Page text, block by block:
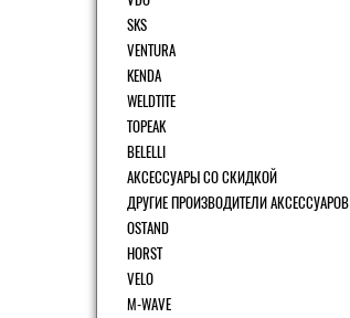
SKS
VENTURA
KENDA
WELDTITE
TOPEAK
BELELLI
АКСЕССУАРЫ СО СКИДКОЙ
ДРУГИЕ ПРОИЗВОДИТЕЛИ АКСЕССУАРОВ
OSTAND
HORST
VELO
M-WAVE